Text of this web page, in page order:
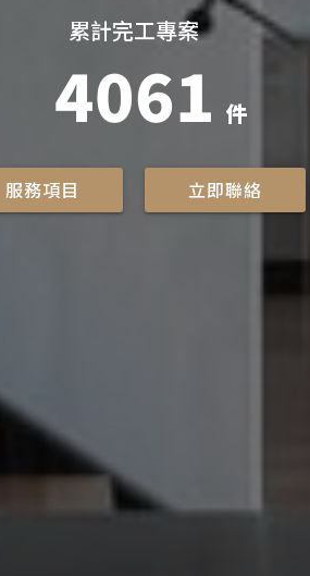
累計完工專案
4061 件
服務項目 立即聯絡